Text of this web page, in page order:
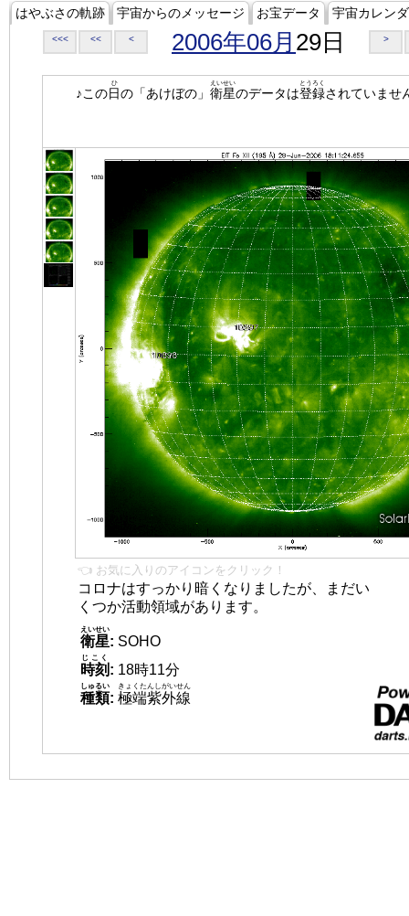
はやぶさの軌跡 宇宙からのメッセージ お宝データ 宇宙カレン
<<< << < 2006年06月 29日 >
♪この日
ひ
の「あけぼの」 衛星
えいせい
のデータは登録
とうろく
されていませ
👈 お気に入りのアイコンをクリック！
コロナはすっかり暗くなりましたが、まだい
くつか活動領域があります。
衛星
えいせい
: SOHO
時刻
じこく
: 18時11分
種類
しゅるい
: 極端紫外線
きょくたんしがいせん